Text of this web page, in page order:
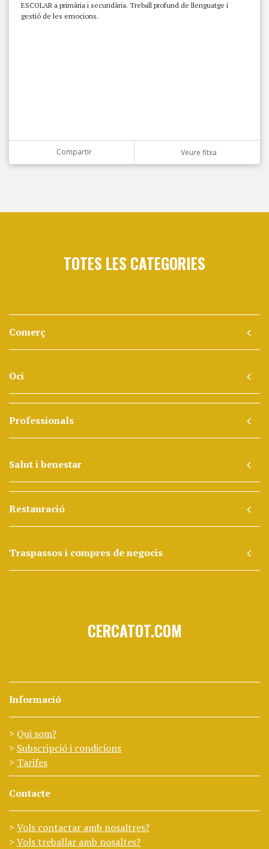
ESCOLAR a primària i secundària. Treball profund de llenguatge i
gestió de les emocions.
Compartir Veure fitxa
TOTES LES CATEGORIES
Comerç
Oci
Professionals
Salut i benestar
Restauració
Traspassos i compres de negocis
CERCATOT.COM
Informació
Qui som?
Subscripció i condicions
Tarifes
Contacte
Vols contactar amb nosaltres?
Vols treballar amb nosaltes?